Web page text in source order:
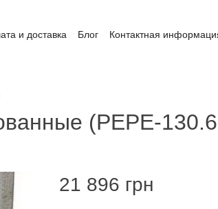
и доставка Блог Контактная
(PEPE-
21 896 грн